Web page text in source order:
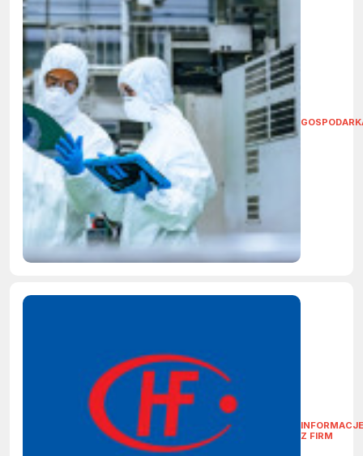
INFORMACJE
Z FIRM